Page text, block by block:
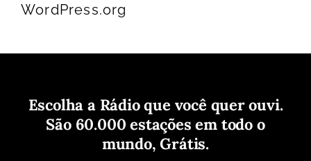
WordPress.org
Escolha a Rádio que você quer ouvi.
São 60.000 estações em todo o
mundo, Grátis.